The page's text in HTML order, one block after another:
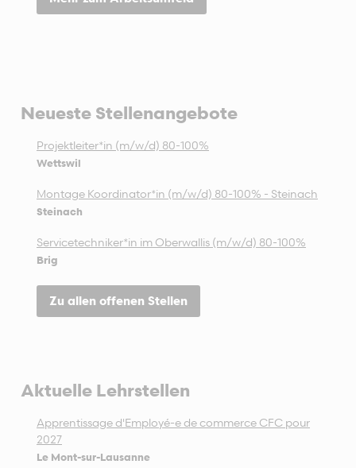
Neueste Stellenangebote
Projektleiter*in (m/w/d) 80-100%
Wettswil
Montage Koordinator*in (m/w/d) 80-100% - Steinach
Steinach
Servicetechniker*in im Oberwallis (m/w/d) 80-100%
Brig
Zu allen offenen Stellen
Aktuelle Lehrstellen
Apprentissage d'Employé-e de commerce CFC pour
2027
Le Mont-sur-Lausanne